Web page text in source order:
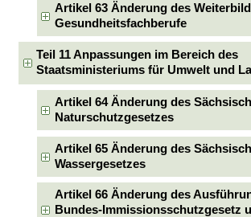
Artikel 63 Änderung des
Gesundheitsfachberufe
Teil 11 Anpassungen im Bereich des
Staatsministeriums für Umwelt und
Artikel 64 Änderung des
Naturschutzgesetzes
Artikel 65 Änderung des
Wassergesetzes
Artikel 66 Änderung des
Bundes-Immissionsschutzgesetz